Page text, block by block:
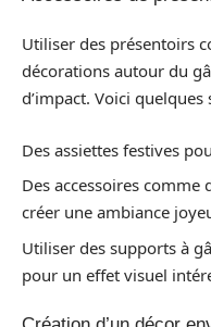
Utiliser des présentoirs
décorations autour du
d’impact. Voici quelques
Des assiettes festives
Des accessoires
créer une ambiance
Utiliser des supports à
pour un effet visuel